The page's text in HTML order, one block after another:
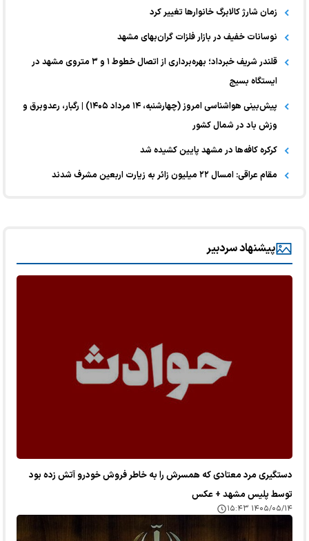
زمان شارژ کالابرگ خانوارها تغییر کرد
نوسانات خفیف در بازار فلزات گران‌بهای مشهد
قلندر شریف خبرداد؛ بهره‌برداری از اتصال خطوط ۱ و ۳ متروی مشهد در
ایستگاه بسیج
پیش‌بینی هواشناسی امروز (چهارشنبه، ۱۴ مرداد ۱۴۰۵) | رگبار، رعدوبرق و
وزش باد در شمال کشور
کرکره کافه‌ها در مشهد پایین کشیده شد
مقام عراقی: امسال ۲۲ میلیون زائر به زیارت اربعین مشرف شدند
پیشنهاد سردبیر
دستگیری مرد معتادی که همسرش را به خاطر فروش خودرو آتش زده بود
توسط پلیس مشهد + عکس
۱۴۰۵/۰۵/۱۴ ۱۵:۴۳